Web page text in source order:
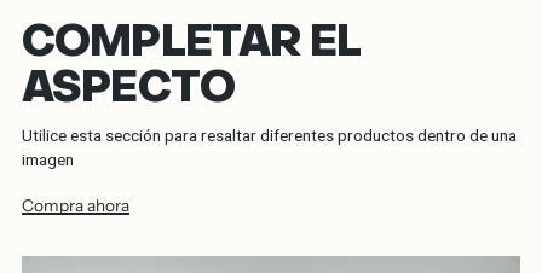
COMPLETAR EL
ASPECTO
Utilice esta sección para resaltar diferentes productos dentro de una
imagen
Compra ahora